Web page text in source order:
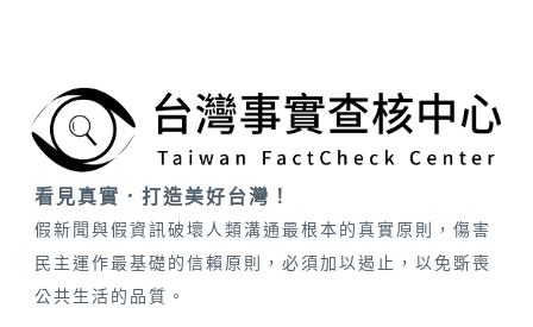
看見真實．打造美好台灣！
假新聞與假資訊破壞人類溝通最根本的真實原則，傷害
民主運作最基礎的信賴原則，必須加以遏止，以免斲喪
公共生活的品質。